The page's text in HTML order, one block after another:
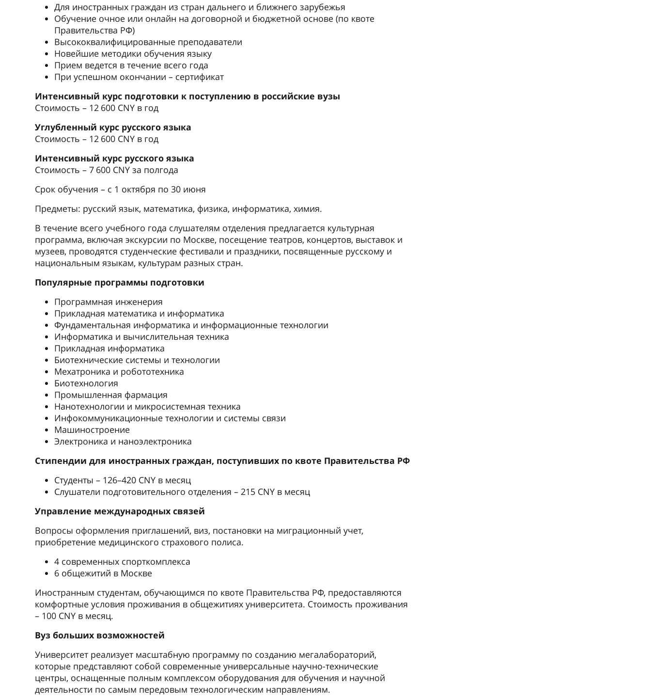
Для иностранных граждан из стран дальнего и ближнего зарубежья
Обучение очное или онлайн на договорной и бюджетной основе (по квоте
Правительства РФ)
Высококвалифицированные преподаватели
Новейшие методики обучения языку
Прием ведется в течение всего года
При успешном окончании – сертификат
Интенсивный курс подготовки к поступлению в российские вузы
Стоимость – 12 600 CNY в год
Углубленный курс русского языка
Стоимость – 12 600 CNY в год
Интенсивный курс русского языка
Стоимость – 7 600 CNY за полгода
Срок обучения – с 1 октября по 30 июня
Предметы: русский язык, математика, физика, информатика, химия.
В течение всего учебного года слушателям отделения предлагается культурная
программа, включая экскурсии по Москве, посещение театров, концертов, выставок и
музеев, проводятся студенческие фестивали и праздники, посвященные русскому и
национальным языкам, культурам разных стран.
Популярные программы подготовки
Программная инженерия
Прикладная математика и информатика
Фундаментальная информатика и информационные технологии
Информатика и вычислительная техника
Прикладная информатика
Биотехнические системы и технологии
Мехатроника и робототехника
Биотехнология
Промышленная фармация
Нанотехнологии и микросистемная техника
Инфокоммуникационные технологии и системы связи
Машиностроение
Электроника и наноэлектроника
Стипендии для иностранных граждан, поступивших по квоте Правительства РФ
Студенты – 126–420 CNY в месяц
Слушатели подготовительного отделения – 215 CNY в месяц
Управление международных связей
Вопросы оформления приглашений, виз, постановки на миграционный учет,
приобретение медицинского страхового полиса.
4 современных спорткомплекса
6 общежитий в Москве
Иностранным студентам, обучающимся по квоте Правительства РФ, предоставляются
комфортные условия проживания в общежитиях университета. Стоимость проживания
– 100 CNY в месяц.
Вуз больших возможностей
Университет реализует масштабную программу по созданию мегалабораторий,
которые представляют собой современные универсальные научно-технические
центры, оснащенные полным комплексом оборудования для обучения и научной
деятельности по самым передовым технологическим направлениям.